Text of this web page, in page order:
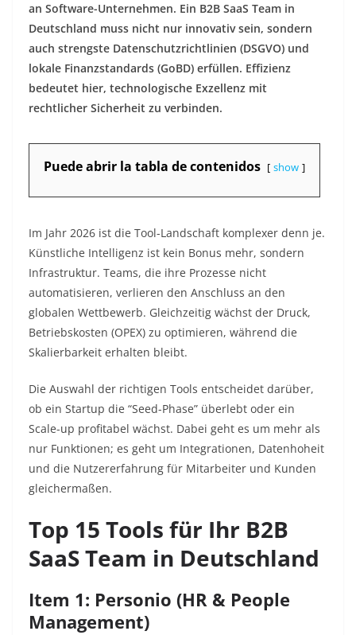
an Software-Unternehmen. Ein B2B SaaS Team in
Deutschland muss nicht nur innovativ sein, sondern
auch strengste Datenschutzrichtlinien (DSGVO) und
lokale Finanzstandards (GoBD) erfüllen. Effizienz
bedeutet hier, technologische Exzellenz mit
rechtlicher Sicherheit zu verbinden.
Puede abrir la tabla de contenidos show
Im Jahr 2026 ist die Tool-Landschaft komplexer denn je.
Künstliche Intelligenz ist kein Bonus mehr, sondern
Infrastruktur. Teams, die ihre Prozesse nicht
automatisieren, verlieren den Anschluss an den
globalen Wettbewerb. Gleichzeitig wächst der Druck,
Betriebskosten (OPEX) zu optimieren, während die
Skalierbarkeit erhalten bleibt.
Die Auswahl der richtigen Tools entscheidet darüber,
ob ein Startup die “Seed-Phase” überlebt oder ein
Scale-up profitabel wächst. Dabei geht es um mehr als
nur Funktionen; es geht um Integrationen, Datenhoheit
und die Nutzererfahrung für Mitarbeiter und Kunden
gleichermaßen.
Top 15 Tools für Ihr B2B
SaaS Team in Deutschland
Item 1: Personio (HR & People
Management)